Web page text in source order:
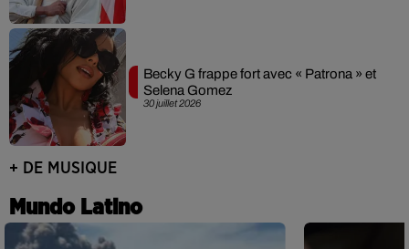
30 juillet 2026
Becky G frappe fort avec « Patrona » et
Selena Gomez
+ DE MUSIQUE
Mundo Latino